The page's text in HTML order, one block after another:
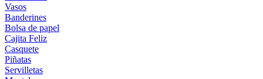
Vasos
Banderines
Bolsa de papel
Cajita Feliz
Casquete
Piñatas
Servilletas